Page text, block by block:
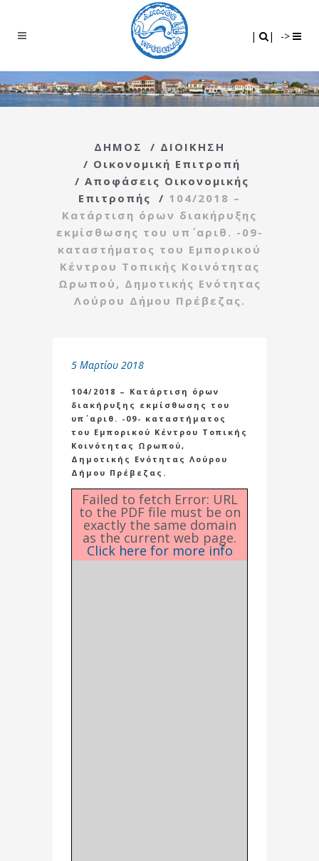
| | ->
ΔΗΜΟΣ / ΔΙΟΙΚΗΣΗ
/ Οικονομική Επιτροπή
/ Αποφάσεις Οικονομικής
Επιτροπής
/ 104/2018 –
Κατάρτιση όρων διακήρυξης
εκμίσθωσης του υπ΄ αριθ. -09-
καταστήματος του Εμπορικού
Κέντρου Τοπικής Κοινότητας
Ωρωπού, Δημοτικής Ενότητας
Λούρου Δήμου Πρέβεζας.
5 Μαρτίου 2018
104/2018 – Κατάρτιση όρων
διακήρυξης εκμίσθωσης του
υπ΄ αριθ. -09- καταστήματος
του Εμπορικού Κέντρου Τοπικής
Κοινότητας Ωρωπού,
Δημοτικής Ενότητας Λούρου
Δήμου Πρέβεζας.
Failed to fetch Error: URL
to the PDF file must be on
exactly the same domain
as the current web page.
Click here for more info